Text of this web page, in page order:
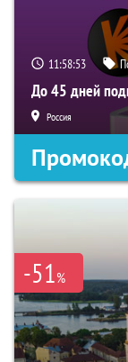
11:58:52
До 45 дней
Россия
-51%